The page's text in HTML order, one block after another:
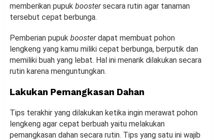
memberikan pupuk boostersecara rutin agar tanaman
tersebut cepat berbunga.
Pemberian pupuk boosterdapat membuat pohon
lengkeng yang kamu miliki cepat berbunga, berputik dan
memiliki buah yang lebat. Hal ini menarik dilakukan secara
rutin karena menguntungkan.
Lakukan Pemangkasan Dahan
Tips terakhir yang dilakukan ketika ingin merawat pohon
lengkeng agar cepat berbuah yaitu melakukan
pemangkasan dahan secara rutin. Tips yang satu ini wajib